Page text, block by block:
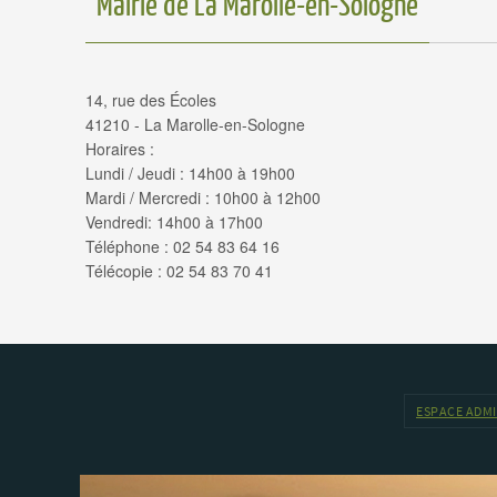
14, rue des Écoles
41210 - La Marolle-en-Sologne
Horaires :
Lundi / Jeudi : 14h00 à 19h00
Mardi / Mercredi : 10h00 à 12h00
Vendredi: 14h00 à 17h00
Téléphone : 02 54 83 64 16
Télécopie : 02 54 83 70 41
ESPACE